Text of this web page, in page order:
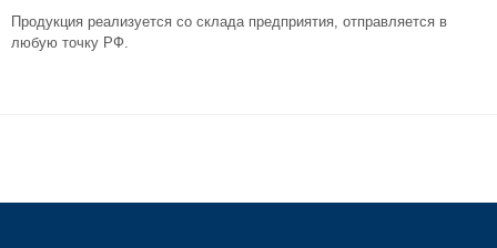
Продукция реализуется со склада предприятия, отправляется в
любую точку РФ.